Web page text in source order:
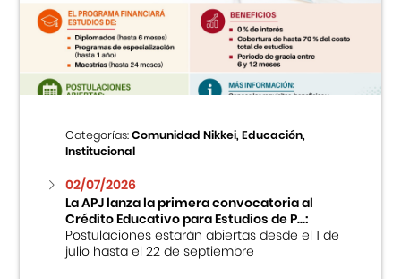
Categorías:Comunidad Nikkei, Educación,
Institucional
02/07/2026
La APJ lanza la primera convocatoria al
Crédito Educativo para Estudios de P...:
Postulaciones estarán abiertas desde el 1 de
julio hasta el 22 de septiembre